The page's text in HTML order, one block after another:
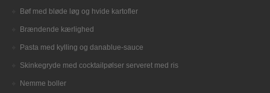
Bøf med bløde løg og hvide kartofler
Brændende kærlighed
Pasta med kylling og danablue-sauce
Skinkegryde med cocktailpølser serveret med ris
Nemme boller